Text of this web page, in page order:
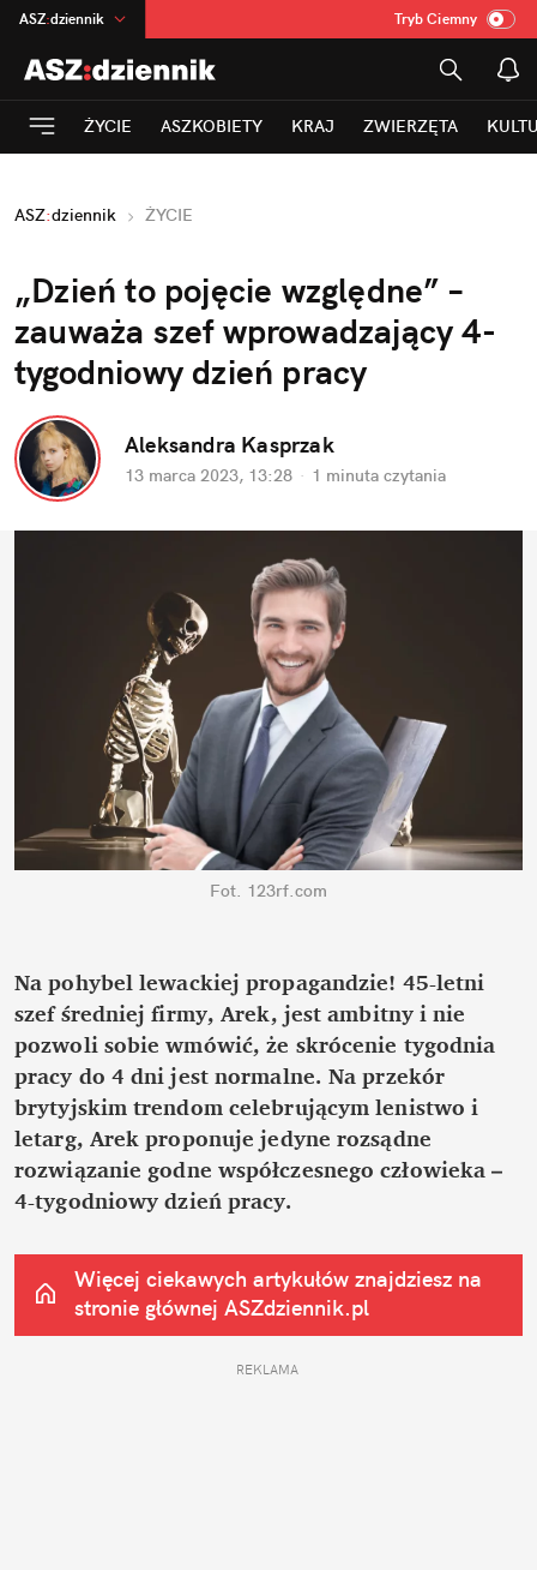
ASZ:dziennik
na:Temat
INN:Poland
mama
Rozrywka
Tryb Ciemny
ŻYCIE ASZKOBIETY KRAJ ZWIERZĘTA
ASZ:dziennik ŻYCIE
„Dzień to pojęcie względne” –
zauważa szef wprowadzający 4-
tygodniowy dzień pracy
Aleksandra Kasprzak
13 marca 2023, 13:28 · 1 minuta czytania
Fot. 123rf.com
Na pohybel lewackiej propagandzie! 45-letni
szef średniej firmy, Arek, jest ambitny i nie
pozwoli sobie wmówić, że skrócenie tygodnia
pracy do 4 dni jest normalne. Na przekór
brytyjskim trendom celebrującym lenistwo i
letarg, Arek proponuje jedyne rozsądne
rozwiązanie godne współczesnego człowieka –
4-tygodniowy dzień pracy.
Więcej ciekawych artykułów znajdziesz na
stronie głównej ASZdziennik.pl
REKLAMA